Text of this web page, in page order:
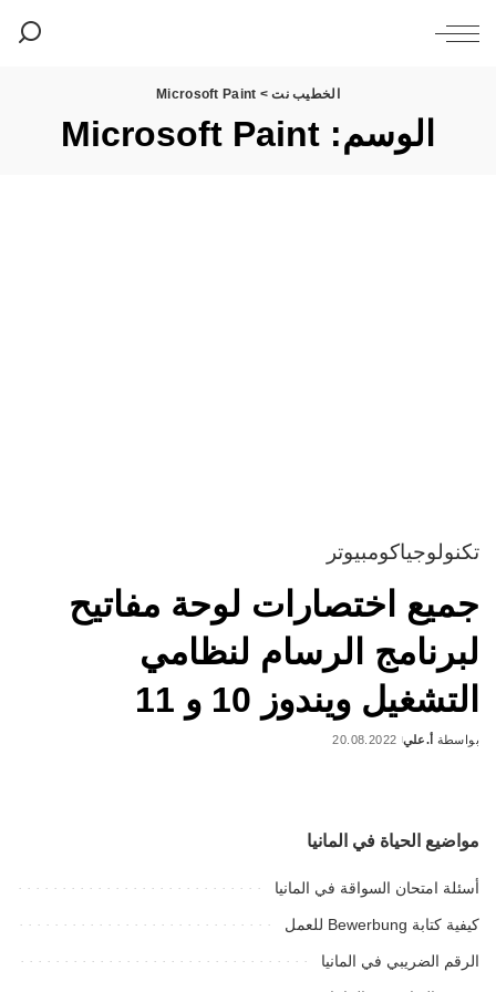
الخطيب نت>
Microsoft Paint
الوسم: Microsoft Paint
تكنولوجياكومبيوتر
جميع اختصارات لوحة مفاتيح
لبرنامج الرسام لنظامي
التشغيل ويندوز 10 و 11
Posted
بواسطة أ.علي 20.08.2022
مواضيع الحياة في المانيا
أسئلة امتحان السواقة في المانيا
كيفية كتابة Bewerbung للعمل
الرقم الضريبي في المانيا